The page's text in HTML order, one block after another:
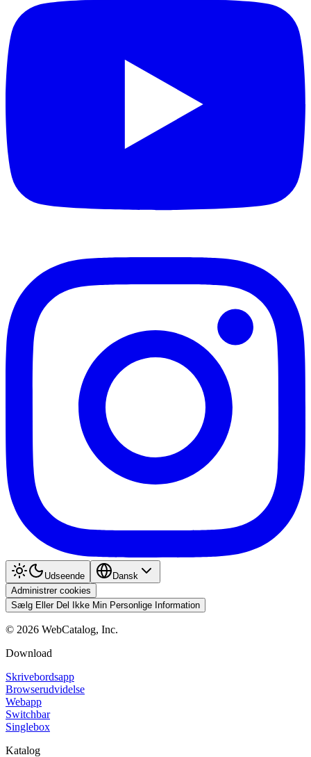
Udseende
Dansk
Administrer cookies
Sælg Eller Del Ikke Min Personlige Information
© 2026 WebCatalog, Inc.
Download
Skrivebordsapp
Browserudvidelse
Webapp
Switchbar
Singlebox
Katalog